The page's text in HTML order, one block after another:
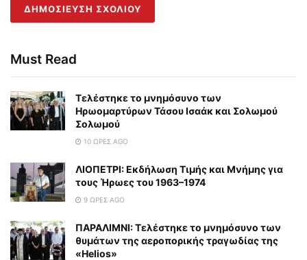
Must Read
Τελέστηκε το μνημόσυνο των
Ηρωομαρτύρων Τάσου Ισαάκ και Σολωμού
Σολωμού
10 ΏΡΕΣ AGO
ΛΙΟΠΕΤΡΙ: Εκδήλωση Τιμής και Μνήμης για
τους Ήρωες του 1963–1974
9 ΏΡΕΣ AGO
ΠΑΡΑΛΙΜΝΙ: Τελέστηκε το μνημόσυνο των
θυμάτων της αεροπορικής τραγωδίας της
«Helios»